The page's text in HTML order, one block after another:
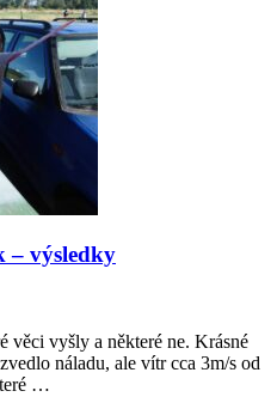
– výsledky
vyšly a některé ne. Krásné
náladu, ale vítr cca 3m/s od
…